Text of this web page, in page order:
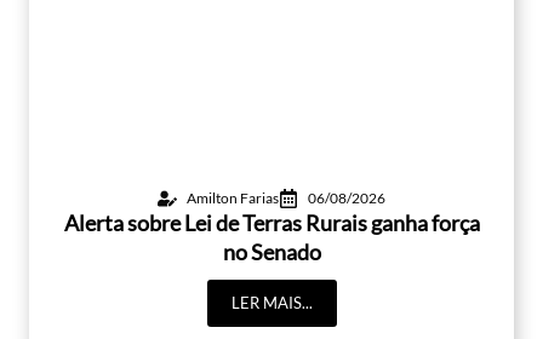
Amilton Farias 06/08/2026
Alerta sobre Lei de Terras Rurais ganha força
no Senado
LER MAIS...